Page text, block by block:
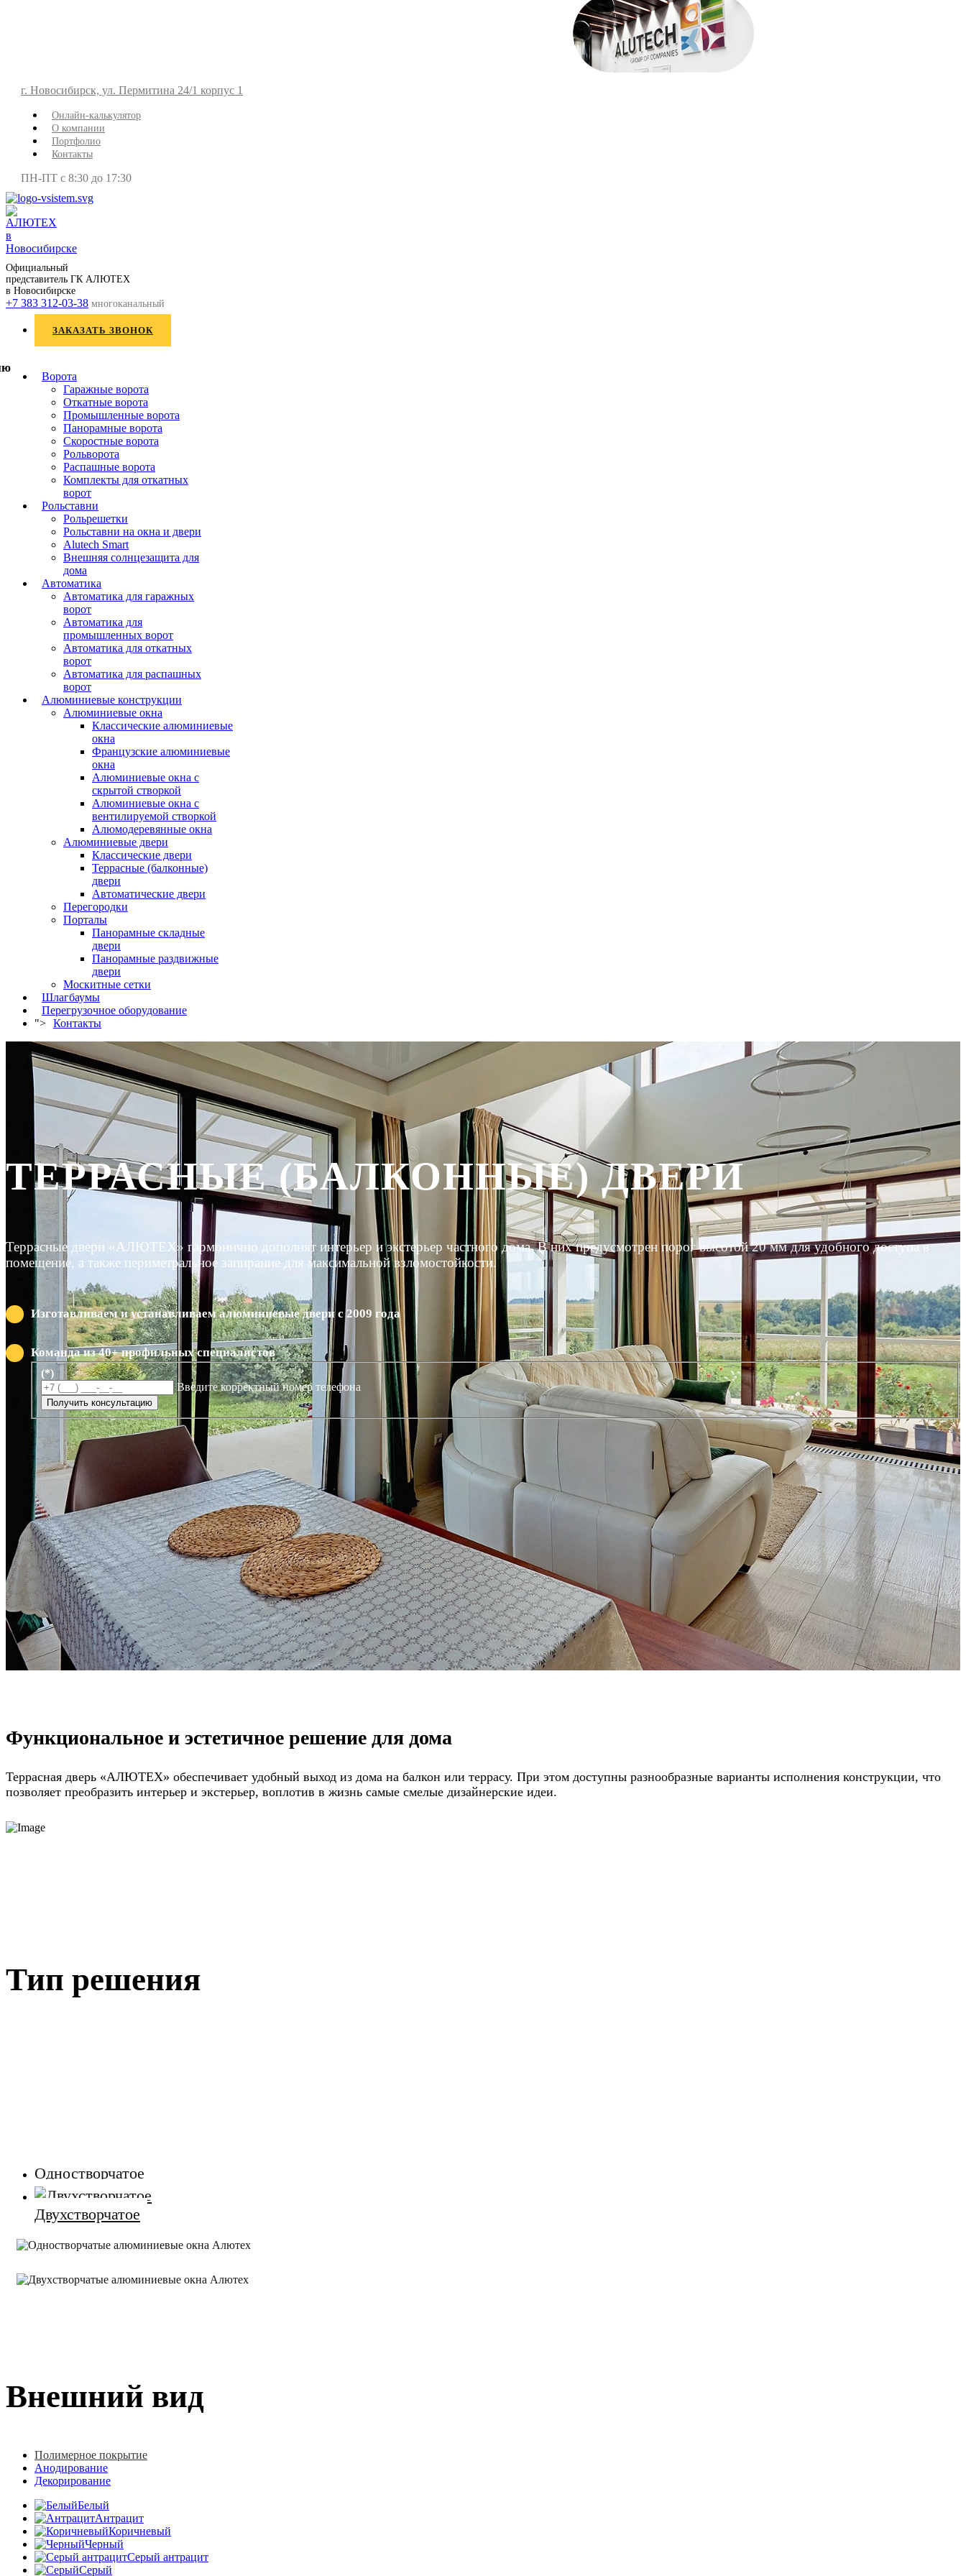
г. Новосибирск, ул. Пермитина 24/1 корпус 1
Онлайн-калькулятор
О компании
Портфолио
Контакты
ПН-ПТ с 8:30 до 17:30
Официальный
представитель ГК АЛЮТЕХ
в Новосибирске
+7 383 312-03-38 многоканальный
ЗАКАЗАТЬ ЗВОНОК
Ворота
Гаражные ворота
Откатные ворота
Промышленные ворота
Панорамные ворота
Скоростные ворота
Рольворота
Распашные ворота
Комплекты для откатных
ворот
Рольставни
Рольрешетки
Рольставни на окна и двери
Alutech Smart
Внешняя солнцезащита для
дома
Автоматика
Автоматика для гаражных
ворот
Автоматика для
промышленных ворот
Автоматика для откатных
ворот
Автоматика для распашных
ворот
Алюминиевые конструкции
Алюминиевые окна
Классические алюминиевые
окна
Французские алюминиевые
окна
Алюминиевые окна с
скрытой створкой
Алюминиевые окна с
вентилируемой створкой
Алюмодеревянные окна
Алюминиевые двери
Классические двери
Террасные (балконные)
двери
Автоматические двери
Перегородки
Порталы
Панорамные складные
двери
Панорамные раздвижные
двери
Москитные сетки
Шлагбаумы
Перегрузочное оборудование
"> Контакты
ТЕРРАСНЫЕ (БАЛКОННЫЕ) ДВЕРИ
Террасные двери «АЛЮТЕХ» гармонично дополнят интерьер и экстерьер частного дома. В них предусмотрен порог высотой 20 мм для удобного доступа в
помещение, а также периметральное запирание для максимальной взломостойкости.
Изготавливаем и устанавливаем алюминиевые двери с 2009 года
Команда из 40+ профильных специалистов
(*)
Введите корректный номер телефона
Получить консультацию
Функциональное и эстетичное решение для дома
Террасная дверь «АЛЮТЕХ» обеспечивает удобный выход из дома на балкон или террасу. При этом доступны разнообразные варианты исполнения конструкции, что
позволяет преобразить интерьер и экстерьер, воплотив в жизнь самые смелые дизайнерские идеи.
Тип решения
Одностворчатое
Двухстворчатое
Внешний вид
Полимерное покрытие
Анодирование
Декорирование
Белый
Антрацит
Коричневый
Черный
Серый антрацит
Серый